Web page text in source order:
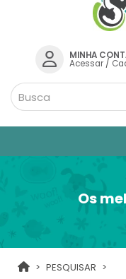
MINHA
Acessar/
Os
PESQUISAR